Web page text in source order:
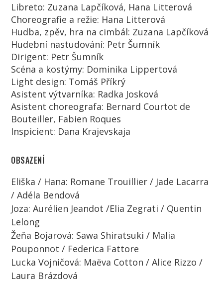
Libreto: Zuzana Lapčíková, Hana Litterová
Choreografie a režie: Hana Litterová
Hudba, zpěv, hra na cimbál: Zuzana Lapčíková
Hudební nastudování: Petr Šumník
Dirigent: Petr Šumník
Scéna a kostýmy: Dominika Lippertová
Light design: Tomáš Příkrý
Asistent výtvarníka: Radka Josková
Asistent choreografa: Bernard Courtot de
Bouteiller, Fabien Roques
Inspicient: Dana Krajevskaja
OBSAZENÍ
Eliška / Hana: Romane Trouillier / Jade Lacarra
/ Adéla Bendová
Joza: Aurélien Jeandot /Elia Zegrati / Quentin
Lelong
Žeňa Bojarová: Sawa Shiratsuki / Malia
Pouponnot / Federica Fattore
Lucka Vojničová: Maëva Cotton / Alice Rizzo /
Laura Brázdová